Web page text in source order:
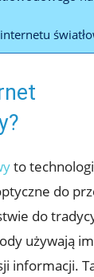
to
do
do
używają
informacji.